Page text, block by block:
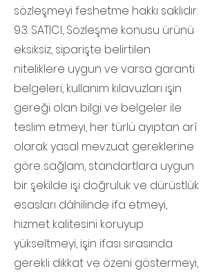
sözleşmeyi feshetme hakkı saklıdır.
9.3. SATICI, Sözleşme konusu ürünü
eksiksiz, siparişte belirtilen
niteliklere uygun ve varsa garanti
belgeleri, kullanım kılavuzları işin
gereği olan bilgi ve belgeler ile
teslim etmeyi, her türlü ayıptan arî
olarak yasal mevzuat gereklerine
göre sağlam, standartlara uygun
bir şekilde işi doğruluk ve dürüstlük
esasları dâhilinde ifa etmeyi,
hizmet kalitesini koruyup
yükseltmeyi, işin ifası sırasında
gerekli dikkat ve özeni göstermeyi,